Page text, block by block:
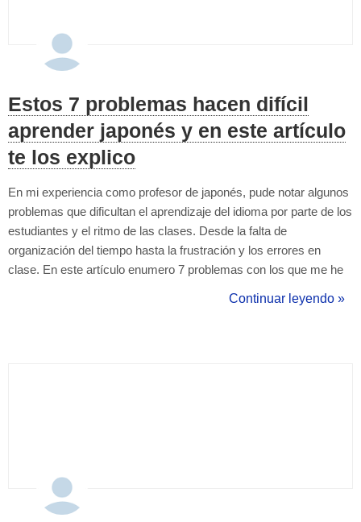
Estos 7 problemas hacen difícil
aprender japonés y en este artículo
te los explico
En mi experiencia como profesor de japonés, pude notar algunos
problemas que dificultan el aprendizaje del idioma por parte de los
estudiantes y el ritmo de las clases. Desde la falta de
organización del tiempo hasta la frustración y los errores en
clase. En este artículo enumero 7 problemas con los que me he
en cuenta. 1) Estar sin tiempo El tiempo es algo fundamental para
Continuar leyendo »